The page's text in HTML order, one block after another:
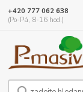
+420 777 062 638
(Po-Pá, 8-16 hod.)